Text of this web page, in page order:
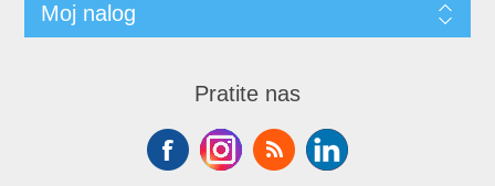
Moj nalog
Pratite nas